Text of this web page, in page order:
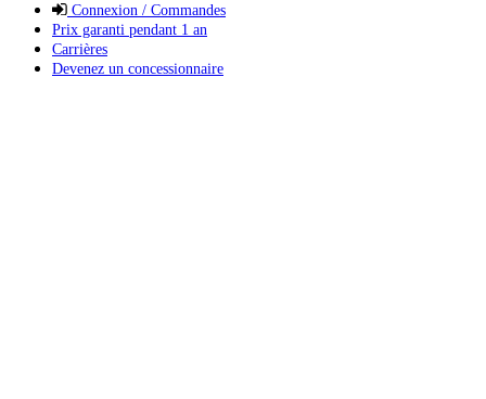
Connexion / Commandes
Prix garanti pendant 1 an
Carrières
Devenez un concessionnaire